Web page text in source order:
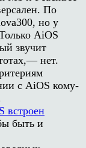
По
но у
AiOS
звучит
нет.
с AiOS кому-
встроен
быть и